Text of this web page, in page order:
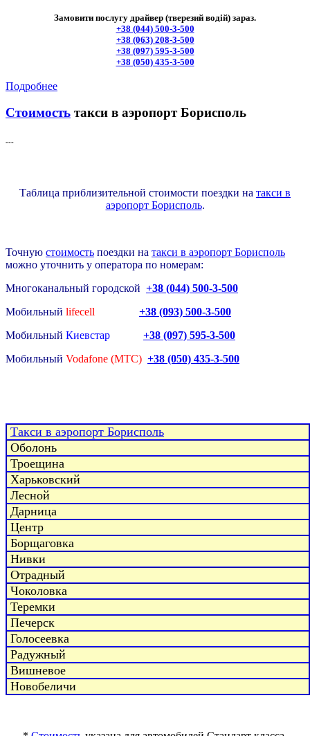
Замовити послугу драйвер (тверезий водій) зараз.
+38 (044) 500-3-500
+38 (063) 208-3-500
+38 (097) 595-3-500
+38 (050) 435-3-500
Подробнее
Стоимость такси в аэропорт Борисполь
---
Таблица приблизительной стоимости поездки на такси в
аэропорт Борисполь.
Точную стоимость поездки на такси в аэропорт Борисполь
можно уточнить у оператора по номерам:
Многоканальный городской +38 (044) 500-3-500
Мобильный lifecell
+38 (093) 500-3-500
Мобильный Киевстар
+38 (097) 595-3-500
Мобильный Vodafone (МТС) +38 (050) 435-3-500
Такси в аэропорт Борисполь
Оболонь
Троещина
Харьковский
Лесной
Дарница
Центр
Борщаговка
Нивки
Отрадный
Чоколовка
Теремки
Печерск
Голосеевка
Радужный
Вишневое
Новобеличи